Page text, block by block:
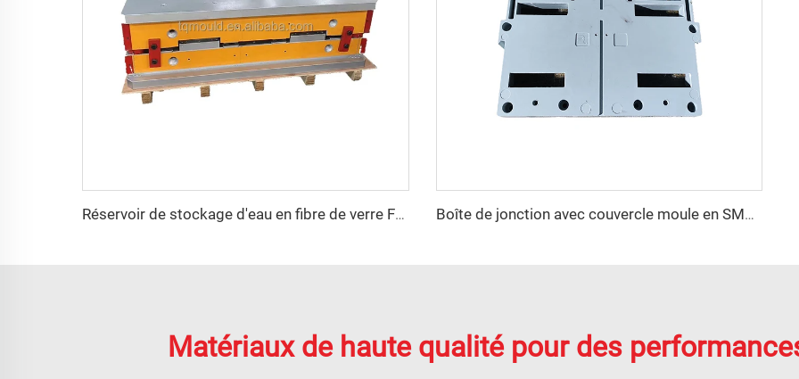
Réservoir de stockage d'eau en fibre de verre FRP Panel Tank GRP Modulaire Chine Fabricant Boîte de jonction avec couvercle moule en SMC Moule de compression Boîte d'interrupteur Fabrique de moules Huangyan TQ
Matériaux de haute qualité pour des